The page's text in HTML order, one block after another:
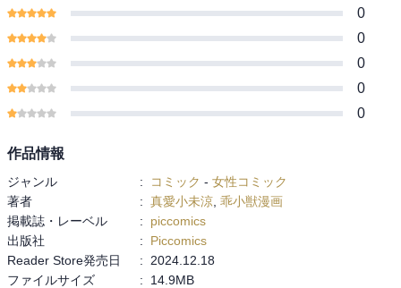
0
0
0
0
0
作品情報
ジャンル : コミック - 女性コミック
著者
: 真愛小未涼 乖小獣漫画
掲載誌・レーベル
:
piccomics
出版社
:
Piccomics
Reader Store発売日
:
2024.12.18
ファイルサイズ
: 14.9MB